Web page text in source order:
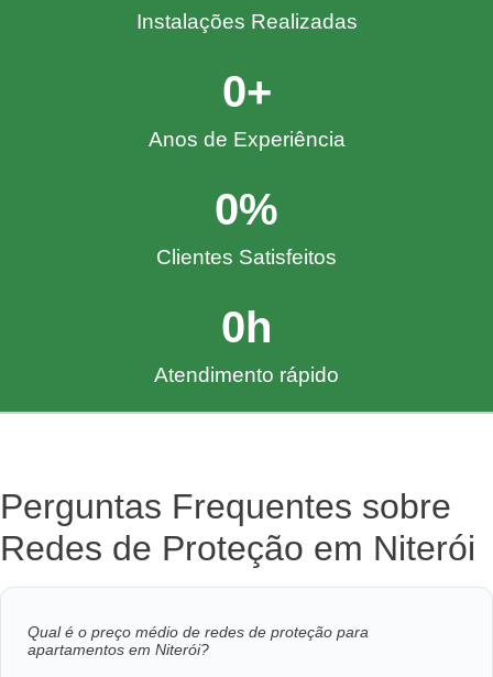
Instalações Realizadas
Anos de Experiência
0+
Clientes Satisfeitos
0%
Atendimento rápido
0 h
Perguntas Frequentes sobre
Redes de Proteção em Niterói
Qual é o preço médio de redes de proteção para
apartamentos em Niterói?